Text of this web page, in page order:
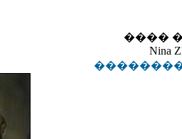
����
Nina